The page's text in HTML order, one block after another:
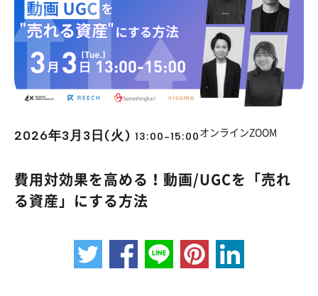
2026年3月3日(火) 13:00-15:00 オンラインZOOM
費用対効果を高める！動画/UGCを「売れ
る資産」にする方法